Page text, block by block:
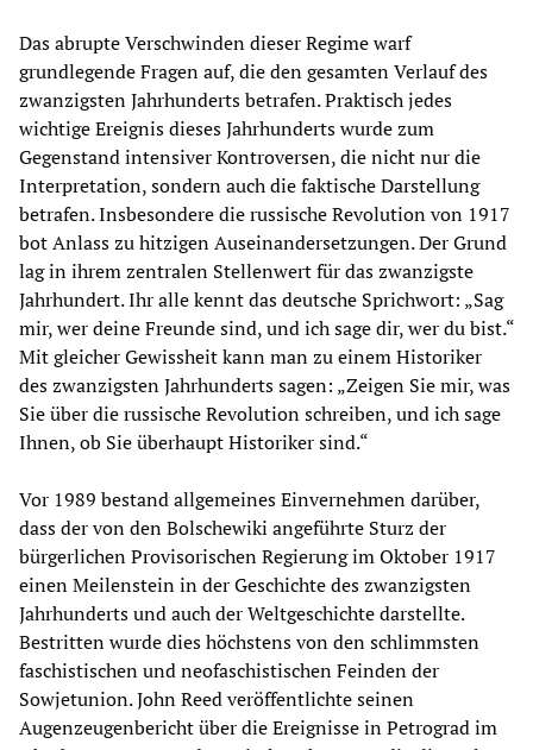
Das abrupte Verschwinden dieser Regime warf
grundlegende Fragen auf, die den gesamten Verlauf des
zwanzigsten Jahrhunderts betrafen. Praktisch jedes
wichtige Ereignis dieses Jahrhunderts wurde zum
Gegenstand intensiver Kontroversen, die nicht nur die
Interpretation, sondern auch die faktische Darstellung
betrafen. Insbesondere die russische Revolution von 1917
bot Anlass zu hitzigen Auseinandersetzungen. Der Grund
lag in ihrem zentralen Stellenwert für das zwanzigste
Jahrhundert. Ihr alle kennt das deutsche Sprichwort: „Sag
mir, wer deine Freunde sind, und ich sage dir, wer du bist.“
Mit gleicher Gewissheit kann man zu einem Historiker
des zwanzigsten Jahrhunderts sagen: „Zeigen Sie mir, was
Sie über die russische Revolution schreiben, und ich sage
Ihnen, ob Sie überhaupt Historiker sind.“
Vor 1989 bestand allgemeines Einvernehmen darüber,
dass der von den Bolschewiki angeführte Sturz der
bürgerlichen Provisorischen Regierung im Oktober 1917
einen Meilenstein in der Geschichte des zwanzigsten
Jahrhunderts und auch der Weltgeschichte darstellte.
Bestritten wurde dies höchstens von den schlimmsten
faschistischen und neofaschistischen Feinden der
Sowjetunion. John Reed veröffentlichte seinen
Augenzeugenbericht über die Ereignisse in Petrograd im